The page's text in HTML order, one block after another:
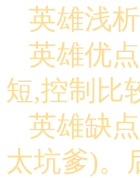
英雄浅
英雄优
短,控制比
英雄缺
太坑爹)。